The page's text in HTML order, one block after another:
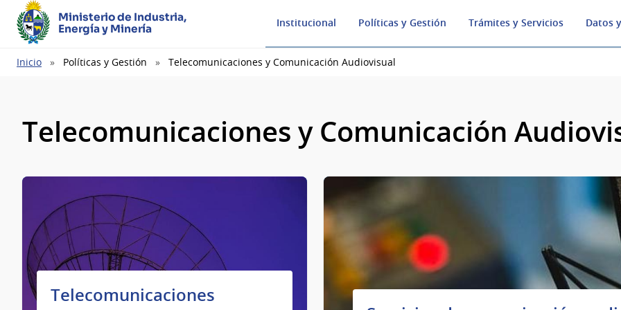
Ministerio de Industria,
Energía y Minería
Institucional Políticas y Gestión Trámites y Servicios Datos
Ruta
Inicio Políticas y Gestión Telecomunicaciones y Comunicación Audiovisual
Telecomunicaciones y Comunicación
Telecomunicaciones